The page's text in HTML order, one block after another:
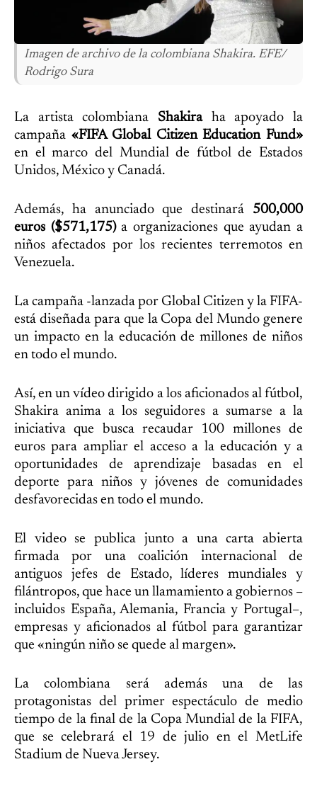
Imagen de archivo de la colombiana Shakira. EFE/
Rodrigo Sura
La artista colombiana Shakiraha apoyado la
campaña «FIFA Global Citizen Education Fund»
en el marco del Mundial de fútbol de Estados
Unidos, México y Canadá.
Además, ha anunciado que destinará 500,000
euros ($571,175)a organizaciones que ayudan a
niños afectados por los recientes terremotos en
Venezuela.
La campaña -lanzada por Global Citizen y la FIFA-
está diseñada para que la Copa del Mundo genere
un impacto en la educación de millones de niños
en todo el mundo.
Así, en un vídeo dirigido a los aficionados al fútbol,
Shakira anima a los seguidores a sumarse a la
iniciativa que busca recaudar 100 millones de
euros para ampliar el acceso a la educación y a
oportunidades de aprendizaje basadas en el
deporte para niños y jóvenes de comunidades
desfavorecidas en todo el mundo.
El video se publica junto a una carta abierta
firmada por una coalición internacional de
antiguos jefes de Estado, líderes mundiales y
filántropos, que hace un llamamiento a gobiernos –
incluidos España, Alemania, Francia y Portugal–,
empresas y aficionados al fútbol para garantizar
que «ningún niño se quede al margen».
La colombiana será además una de las
protagonistas del primer espectáculo de medio
tiempo de la final de la Copa Mundial de la FIFA,
que se celebrará el 19 de julio en el MetLife
Stadium de Nueva Jersey.